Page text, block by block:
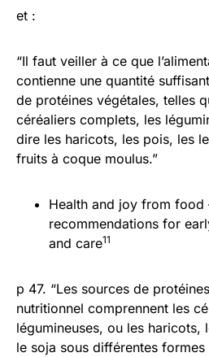
et :
“Il faut veiller à ce que
contienne une quantité
de protéines végétales, telles
céréaliers complets, les
dire les haricots, les pois, les
fruits à coque moulus.”
Health and joy from food
recommendations for
and care11
p 47. “Les sources de
nutritionnel comprennent les
légumineuses, ou les haricots,
le soja sous différentes